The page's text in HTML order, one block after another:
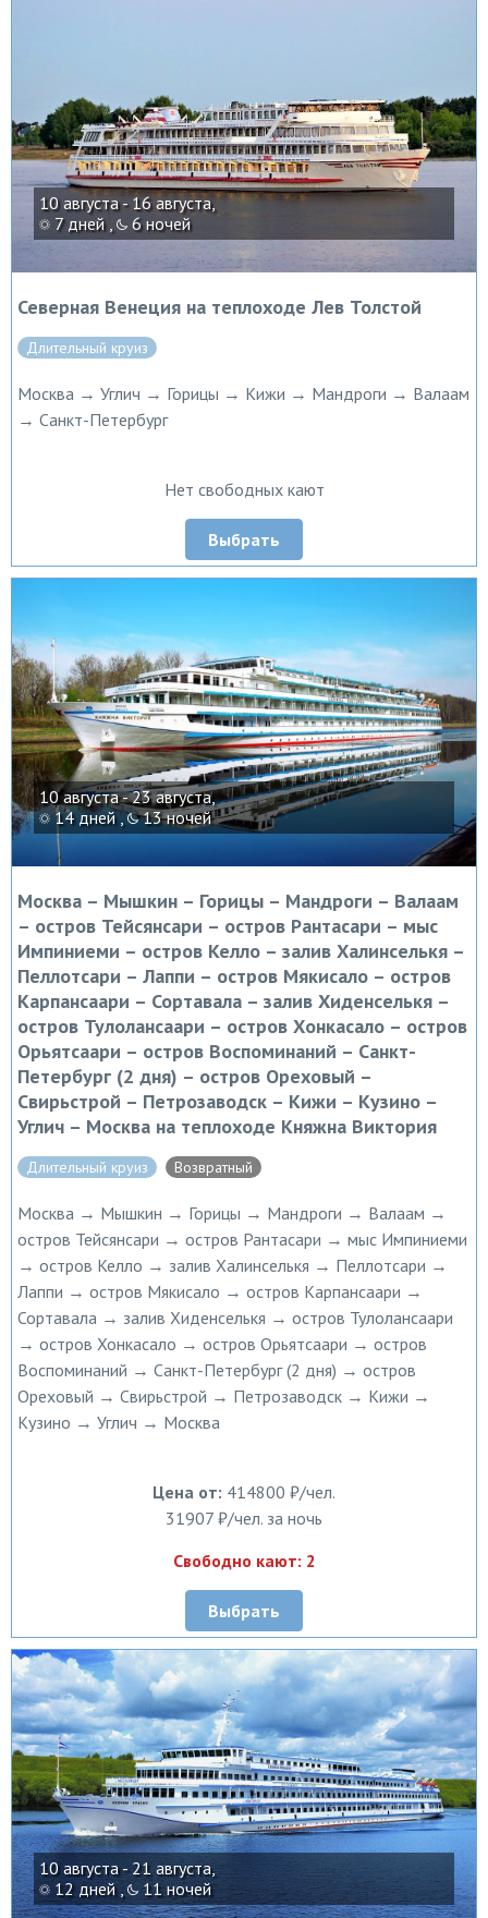
10 августа - 16 августа,
7 дней ,
6 ночей
Северная Венеция на теплоходе Лев Толстой
Длительный круиз
Москва → Углич → Горицы → Кижи → Мандроги → Валаам
→ Санкт-Петербург
Нет свободных кают
Выбрать
10 августа - 23 августа,
14 дней , 13 ночей
Москва – Мышкин – Горицы – Мандроги – Валаам
– остров Тейсянсари – остров Рантасари – мыс
Импиниеми – остров Келло – залив Халинселькя –
Пеллотсари – Лаппи – остров Мякисало – остров
Карпансаари – Сортавала – залив Хиденселькя –
остров Тулолансаари – остров Хонкасало – остров
Орьятсаари – остров Воспоминаний – Санкт-
Петербург (2 дня) – остров Ореховый –
Свирьстрой – Петрозаводск – Кижи – Кузино –
Углич – Москва на теплоходе Княжна Виктория
Длительный круиз Возвратный
Москва → Мышкин → Горицы → Мандроги → Валаам →
остров Тейсянсари → остров Рантасари → мыс Импиниеми
→ остров Келло → залив Халинселькя → Пеллотсари →
Лаппи → остров Мякисало → остров Карпансаари →
Сортавала → залив Хиденселькя → остров Тулолансаари
→ остров Хонкасало → остров Орьятсаари → остров
Воспоминаний → Санкт-Петербург (2 дня) → остров
Ореховый → Свирьстрой → Петрозаводск → Кижи →
Кузино → Углич → Москва
Цена от: 414800 ₽/чел.
31907 ₽/чел. за ночь
Свободно кают: 2
Выбрать
10 августа - 21 августа,
12 дней ,
11 ночей